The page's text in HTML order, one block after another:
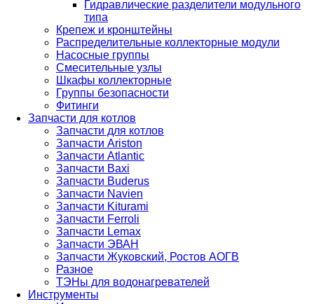
Гидравлические разделители модульного
типа
Крепеж и кронштейны
Распределительные коллекторные модули
Насосные группы
Смесительные узлы
Шкафы коллекторные
Группы безопасности
Фитинги
Запчасти для котлов
Запчасти для котлов
Запчасти Ariston
Запчасти Atlantic
Запчасти Baxi
Запчасти Buderus
Запчасти Navien
Запчасти Kiturami
Запчасти Ferroli
Запчасти Lemax
Запчасти ЭВАН
Запчасти Жуковский, Ростов АОГВ
Разное
ТЭНы для водонагревателей
Инструменты